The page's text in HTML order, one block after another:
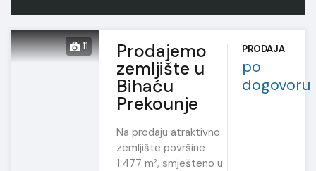
11 Prodajemo
zemljište u
Bihaću
Prekounje
Na prodaju atraktivno
zemljište površine
1.477 m², smješteno u
PRODAJA
po
dogovoru